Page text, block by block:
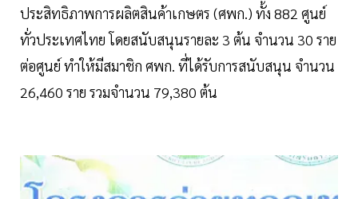
ประสิทธิภาพการผลิตสินค้าเกษตร (ศพก.) ทั้ง 882 ศูนย์
ทั่วประเทศไทย โดยสนับสนุนรายละ 3 ต้น จำนวน 30 ราย
ต่อศูนย์ ทำให้มีสมาชิก ศพก. ที่ได้รับการสนับสนุน จำนวน
26,460 ราย รวมจำนวน 79,380 ต้น